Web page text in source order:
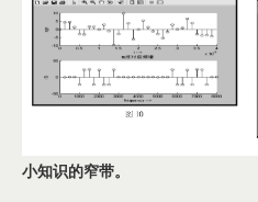
小知识的窄带。